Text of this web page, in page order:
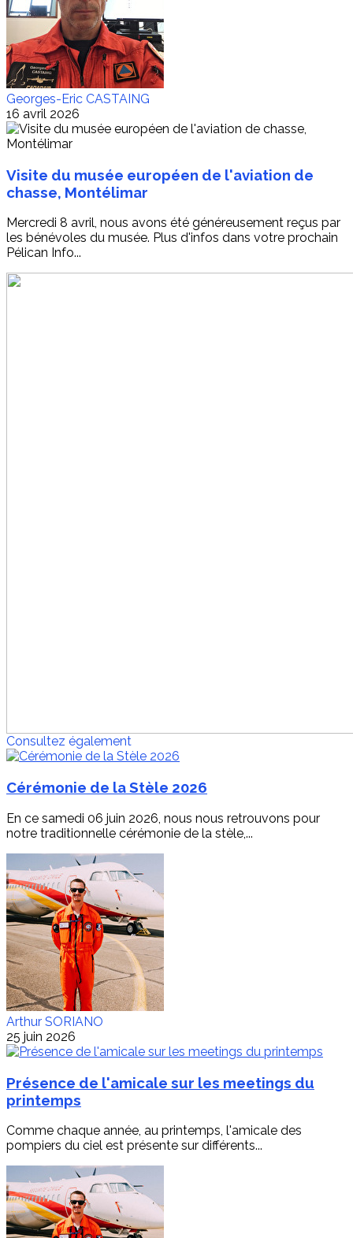
Georges-Eric CASTAING
16 avril 2026
Visite du musée européen de l'aviation de
chasse, Montélimar
Mercredi 8 avril, nous avons été généreusement reçus par
les bénévoles du musée. Plus d'infos dans votre prochain
Pélican Info...
Consultez également
Cérémonie de la Stèle 2026
En ce samedi 06 juin 2026, nous nous retrouvons pour
notre traditionnelle cérémonie de la stèle,...
Arthur SORIANO
25 juin 2026
Présence de l'amicale sur les meetings du
printemps
Comme chaque année, au printemps, l'amicale des
pompiers du ciel est présente sur différents...